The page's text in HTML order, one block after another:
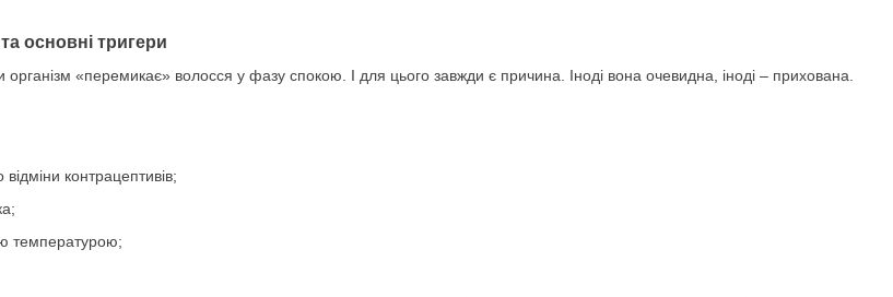
основні тригери
організм «перемикає» волосся у фазу спокою. І для цього завжди є причина. Іноді вона очевидна, іноді – прихована.
контрацептивів;
температурою;